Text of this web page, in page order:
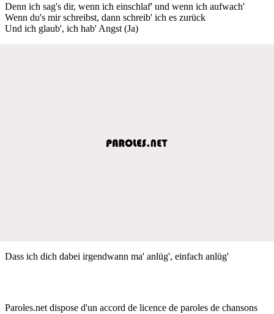
Denn ich sag's dir, wenn ich einschlaf' und wenn ich aufwach'
Wenn du's mir schreibst, dann schreib' ich es zurück
Und ich glaub', ich hab' Angst (Ja)
Dass ich dich dabei irgendwann ma' anlüg', einfach anlüg'
Paroles.net dispose d'un accord de licence de paroles de chansons